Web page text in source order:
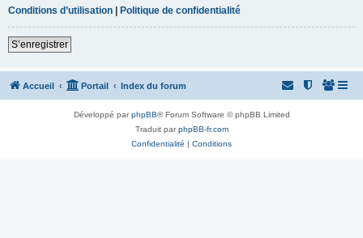
Conditions d’utilisation | Politique de confidentialité
S’enregistrer
Accueil Portail Index du forum
Développé parphpBB® Forum Software © phpBB Limited
Traduit parphpBB-fr.com
Confidentialité | Conditions